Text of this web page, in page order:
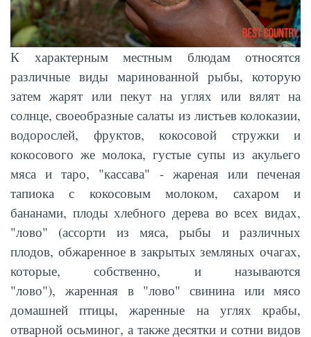
К характерным местным блюдам относятся
различные виды маринованной рыбы, которую
затем жарят или пекут на углях или вялят на
солнце, своеобразные салаты из листьев колоказии,
водорослей, фруктов, кокосовой стружки и
кокосового же молока, густые супы из акульего
мяса и таро, "кассава" - жареная или печеная
тапиока с кокосовым молоком, сахаром и
бананами, плоды хлебного дерева во всех видах,
"лово" (ассорти из мяса, рыбы и различных
плодов, обжаренное в закрытых земляных очагах,
которые, собственно, и называются
"лово"), жаренная в "лово" свинина или мясо
домашней птицы, жаренные на углях крабы,
отварной осьминог, а также десятки и сотни видов